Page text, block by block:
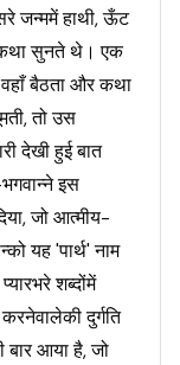
जन्ममें हाथी, ऊँट
कथा सुनते थे। एक
बैठता और कथा
तो उस
देखी हुई बात
इस
जो आत्मीय-
यह 'पार्थ' नाम
शब्दोंमें
दुर्गति
बार आया है, जो